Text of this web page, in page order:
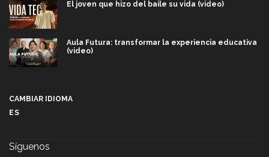
El joven que hizo del baile su vida (video)
Aula Futura: transformar la experiencia educativa
(video)
CAMBIAR IDIOMA
ES
Síguenos